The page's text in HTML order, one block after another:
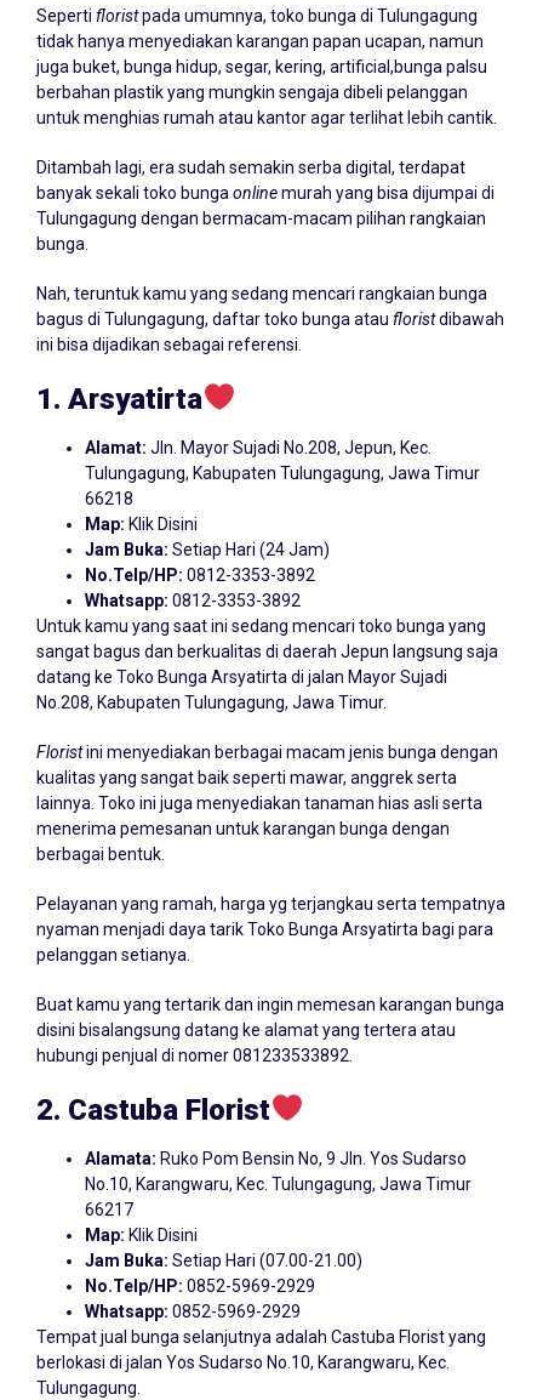
Seperti floristpada umumnya, toko bunga di Tulungagung
tidak hanya menyediakan karangan papan ucapan, namun
juga buket, bunga hidup, segar, kering, artificial,bunga palsu
berbahan plastik yang mungkin sengaja dibeli pelanggan
untuk menghias rumah atau kantor agar terlihat lebih cantik.
Ditambah lagi, era sudah semakin serba digital, terdapat
banyak sekali toko bunga onlinemurah yang bisa dijumpai di
Tulungagung dengan bermacam-macam pilihan rangkaian
bunga.
Nah, teruntuk kamu yang sedang mencari rangkaian bunga
bagus di Tulungagung, daftar toko bunga atau floristdibawah
ini bisa dijadikan sebagai referensi.
1. Arsyatirta
Alamat: Jln. Mayor Sujadi No.208, Jepun, Kec.
Tulungagung, Kabupaten Tulungagung, Jawa Timur
66218
Map: Klik Disini
Jam Buka: Setiap Hari (24 Jam)
No.Telp/HP: 0812-3353-3892
Whatsapp: 0812-3353-3892
Untuk kamu yang saat ini sedang mencari toko bunga yang
sangat bagus dan berkualitas di daerah Jepun langsung saja
datang ke Toko Bunga Arsyatirta di jalan Mayor Sujadi
No.208, Kabupaten Tulungagung, Jawa Timur.
Floristini menyediakan berbagai macam jenis bunga dengan
kualitas yang sangat baik seperti mawar, anggrek serta
lainnya. Toko ini juga menyediakan tanaman hias asli serta
menerima pemesanan untuk karangan bunga dengan
berbagai bentuk.
Pelayanan yang ramah, harga yg terjangkau serta tempatnya
nyaman menjadi daya tarik Toko Bunga Arsyatirta bagi para
pelanggan setianya.
Buat kamu yang tertarik dan ingin memesan karangan bunga
disini bisalangsung datang ke alamat yang tertera atau
hubungi penjual di nomer 081233533892.
2. Castuba Florist
Alamata: Ruko Pom Bensin No, 9 Jln. Yos Sudarso
No.10, Karangwaru, Kec. Tulungagung, Jawa Timur
66217
Map: Klik Disini
Jam Buka: Setiap Hari (07.00-21.00)
No.Telp/HP: 0852-5969-2929
Whatsapp: 0852-5969-2929
Tempat jual bunga selanjutnya adalah Castuba Florist yang
berlokasi di jalan Yos Sudarso No.10, Karangwaru, Kec.
Tulungagung.